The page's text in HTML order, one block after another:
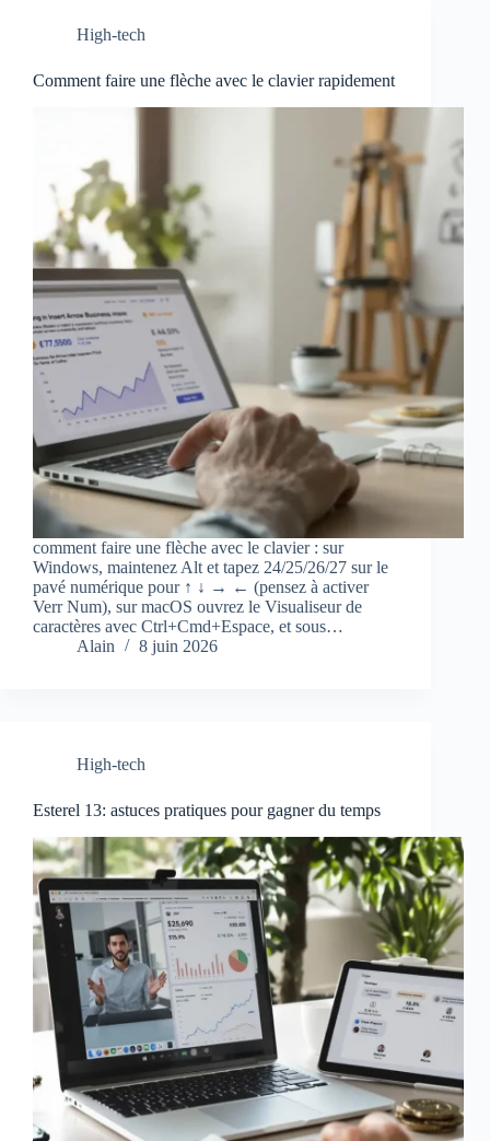
High-tech
Comment faire une flèche avec le clavier rapidement
comment faire une flèche avec le clavier : sur
Windows, maintenez Alt et tapez 24/25/26/27 sur le
pavé numérique pour ↑ ↓ → ← (pensez à activer
Verr Num), sur macOS ouvrez le Visualiseur de
caractères avec Ctrl+Cmd+Espace, et sous…
Alain
8 juin 2026
High-tech
Esterel 13: astuces pratiques pour gagner du temps